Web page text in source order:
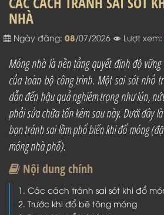
NHÀ
Ngày đăng: 08/07/2026 Lượt xem:
Móng nhà là nền tảng quyết định độ
của toàn bộ công trình. Một sai sót nhỏ
dẫn đến hậu quả nghiêm trọng như lún,
phải sửa chữa tốn kém sau này. Dưới đây
bạn tránh sai lầm phổ biến khi đổ móng
móng nhà phố).
Nội dung chính
Các cách tránh sai sót khi đổ
Trước khi đổ bê tông móng